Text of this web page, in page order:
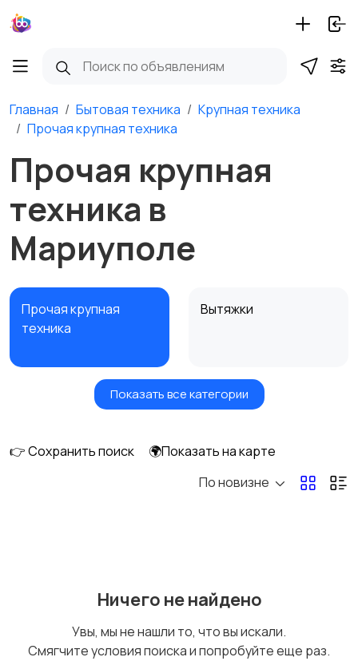
Главная Бытовая техника
Крупная техника
Прочая крупная техника
Прочая крупная
техника в
Мариуполе
Прочая крупная
техника
Вытяжки
Посудомоечные
Стиральные машины
Холодильники и
Показать все категории
👉 Сохранить поиск
🌍Показать на карте
По новизне
Ничего не найдено
Увы, мы не нашли то, что вы искали.
Смягчите условия поиска и попробуйте еще раз.